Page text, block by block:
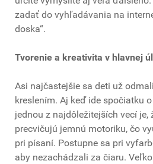
zadať do vyhľadávania na
doska“.
Tvorenie a kreativita v hlavnej
Asi najčastejšie sa deti už
kreslením. Aj keď ide spočiatku
jednou z najdôležitejších vecí je,
precvičujú jemnú motoriku, čo
pri písaní. Postupne sa pri
aby nezachádzali za čiaru.